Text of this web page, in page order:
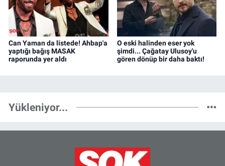
Can Yaman da listede! Ahbap'a
yaptığı bağış MASAK
raporunda yer aldı
O eski halinden eser yok
şimdi... Çağatay Ulusoy'u
gören dönüp bir daha baktı!
Yükleniyor...